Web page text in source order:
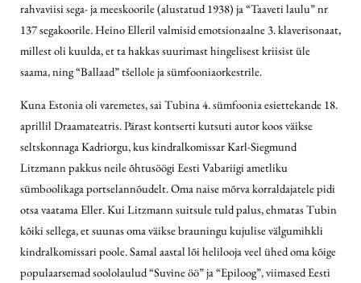
rahvaviisi sega- ja meeskoorile (alustatud 1938) ja “Taaveti laulu” nr
137 segakoorile. Heino Elleril valmisid emotsionaalne 3. klaverisonaat,
millest oli kuulda, et ta hakkas suurimast hingelisest kriisist üle
saama, ning “Ballaad” tšellole ja sümfooniaorkestrile.
Kuna Estonia oli varemetes, sai Tubina 4. sümfoonia esiettekande 18.
aprillil Draamateatris. Pärast kontserti kutsuti autor koos väikse
seltskonnaga Kadriorgu, kus kindralkomissar Karl-Siegmund
Litzmann pakkus neile õhtusöögi Eesti Vabariigi ametliku
sümboolikaga portselannõudelt. Oma naise mõrva korraldajatele pidi
otsa vaatama Eller. Kui Litzmann suitsule tuld palus, ehmatas Tubin
kõiki sellega, et suunas oma väikse brauningu kujulise välgumihkli
kindralkomissari poole. Samal aastal lõi helilooja veel ühed oma kõige
populaarsemad soololaulud “Suvine öö” ja “Epiloog”, viimased Eesti